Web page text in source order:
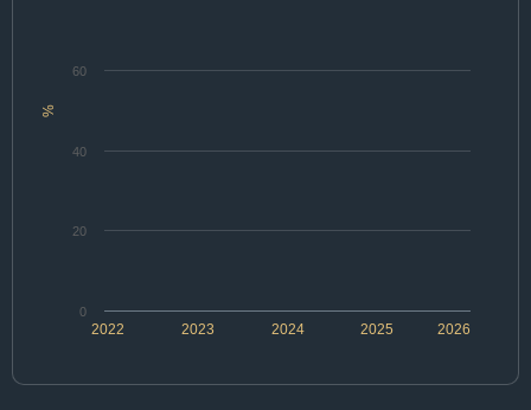
%
2022 2024 2026
2023 2025
0
20
40
60